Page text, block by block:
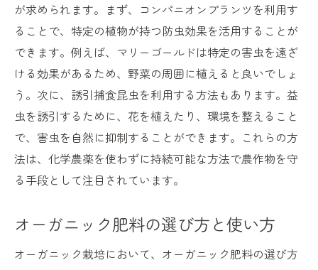
が求められます。まず、コンパニオンプランツを利用す
ることで、特定の植物が持つ防虫効果を活用することが
できます。例えば、マリーゴールドは特定の害虫を遠ざ
ける効果があるため、野菜の周囲に植えると良いでしょ
う。次に、誘引捕食昆虫を利用する方法もあります。益
虫を誘引するために、花を植えたり、環境を整えること
で、害虫を自然に抑制することができます。これらの方
法は、化学農薬を使わずに持続可能な方法で農作物を守
る手段として注目されています。
オーガニック肥料の選び方と使い方
オーガニック栽培において、オーガニック肥料の選び方